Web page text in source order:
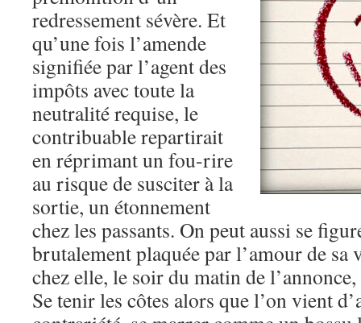
redressement sévère. Et
qu’une fois l’amende
signifiée par l’agent des
impôts avec toute la
neutralité requise, le
contribuable repartirait
en réprimant un fou-rire
au risque de susciter à la
sortie, un étonnement
chez les passants. On peut aussi se
brutalement plaquée par l’amour de sa
chez elle, le soir du matin de
Se tenir les côtes alors que l’on vient